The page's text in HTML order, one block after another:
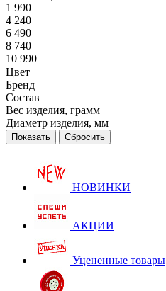
1 990
4 240
6 490
8 740
10 990
Цвет
Бренд
Состав
Вес изделия, грамм
Диаметр изделия, мм
Сбросить
НОВИНКИ
АКЦИИ
Уцененные товары